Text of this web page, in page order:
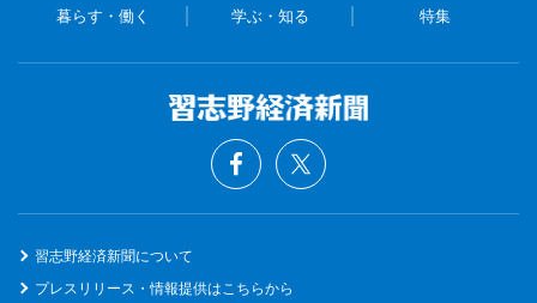
暮らす・働く 学ぶ・知る 特集
習志野経済新聞について
プレスリリース・情報提供はこちらから